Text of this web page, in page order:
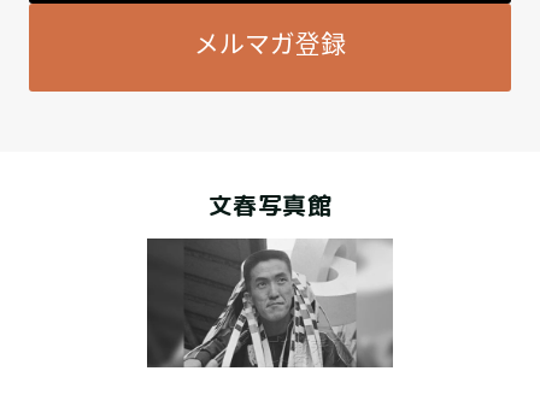
メルマガ登録
文春写真館